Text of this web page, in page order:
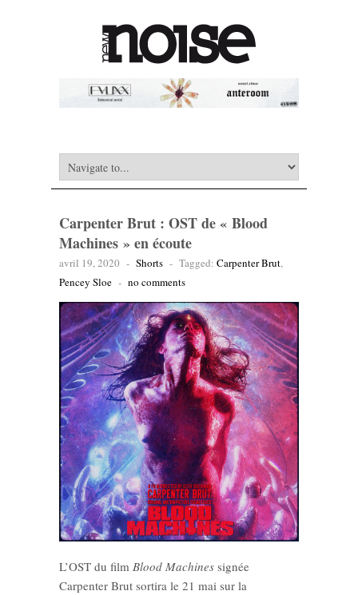
Carpenter Brut : OST de « Blood
Machines » en écoute
avril 19, 2020 - Shorts - Tagged: Carpenter Brut,
Pencey Sloe - no comments
L’OST du film Blood Machines signée
Carpenter Brut sortira le 21 mai sur la